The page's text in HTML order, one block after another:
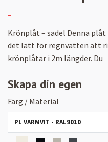
-
Krönplåt – sadel Denna
det lätt för regnvatten att
krönplåtar i 2m längder. Du
Skapa din egen
Färg / Material
PL VARMVIT - RAL9010